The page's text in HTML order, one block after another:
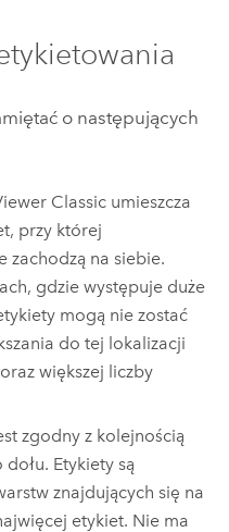
o następujących
Classic umieszcza
przy której
zachodzą na siebie.
gdzie występuje duże
mogą nie zostać
do tej lokalizacji
większej liczby
zgodny z kolejnością
Etykiety są
znajdujących się na
etykiet. Nie ma